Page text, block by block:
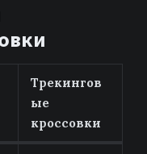
Трекингов
ые
кроссовки